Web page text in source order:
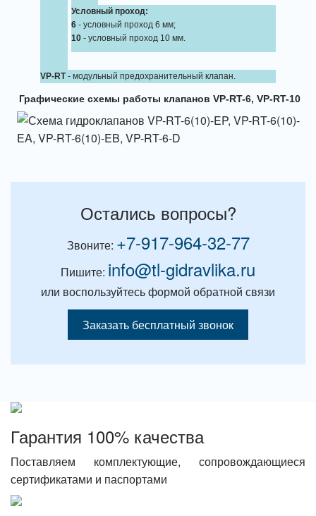
Условный проход:
6 - условный проход 6 мм;
10 - условный проход 10 мм.
VP-RT- модульный предохранительный клапан.
Графические схемы работы клапанов VP-RT-6, VP-RT-10
Остались вопросы?
Звоните: +7-917-964-32-77
Пишите: info@tl-gidravlika.ru
или воспользуйтесь формой обратной связи
Заказать бесплатный звонок
Гарантия 100% качества
Поставляем комплектующие, сопровождающиеся
сертификатами и паспортами